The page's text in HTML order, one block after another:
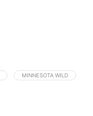
MINNESOTA WILD